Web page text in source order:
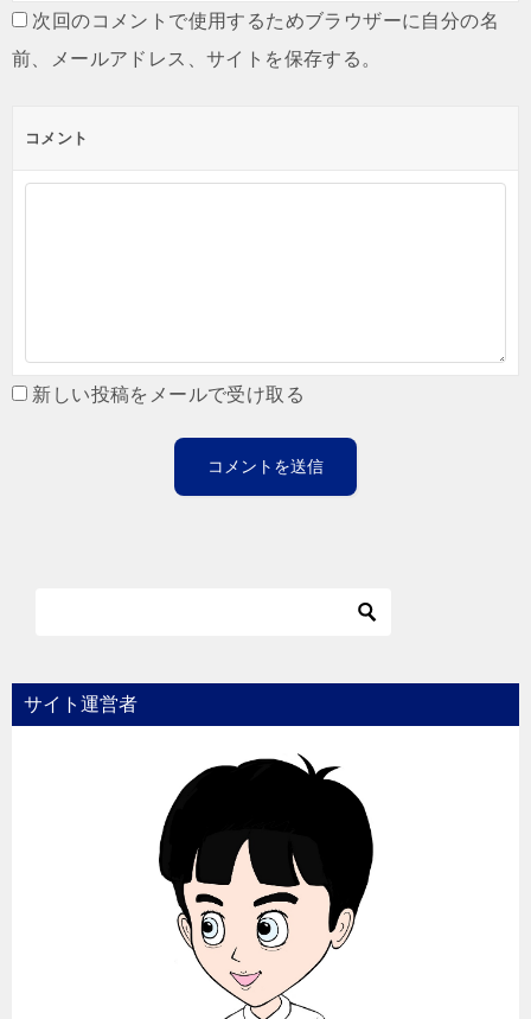
次回のコメントで使用するためブラウザーに自分の名
前、メールアドレス、サイトを保存する。
コメント
新しい投稿をメールで受け取る
サイト運営者